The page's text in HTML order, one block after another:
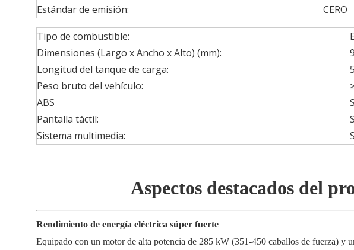
Estándar de emisión:
CERO
Tipo de combustible:
Dimensiones (Largo x Ancho x Alto) (mm):
Longitud del tanque de carga:
Peso bruto del vehículo:
ABS
Pantalla táctil:
Sistema multimedia:
Aspectos destacados del
Rendimiento de energía eléctrica súper fuerte
Equipado con un motor de alta potencia de 285 kW (351-450 caballos de fuerza) y